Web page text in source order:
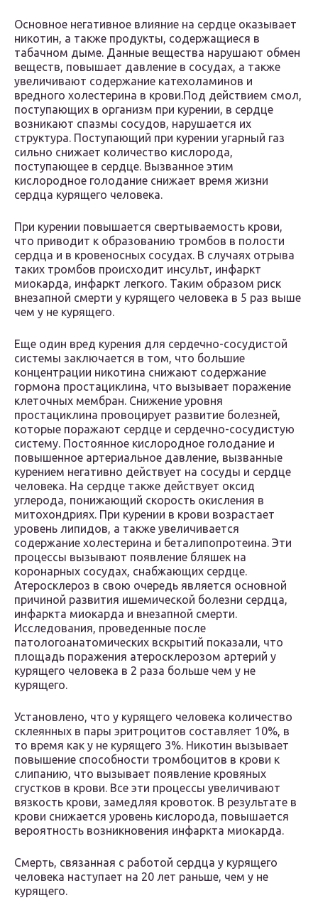
Основное негативное влияние на сердце оказывает
никотин, а также продукты, содержащиеся в
табачном дыме. Данные вещества нарушают обмен
веществ, повышает давление в сосудах, а также
увеличивают содержание катехоламинов и
вредного холестерина в крови.Под действием смол,
поступающих в организм при курении, в сердце
возникают спазмы сосудов, нарушается их
структура. Поступающий при курении угарный газ
сильно снижает количество кислорода,
поступающее в сердце. Вызванное этим
кислородное голодание снижает время жизни
сердца курящего человека.
При курении повышается свертываемость крови,
что приводит к образованию тромбов в полости
сердца и в кровеносных сосудах. В случаях отрыва
таких тромбов происходит инсульт, инфаркт
миокарда, инфаркт легкого. Таким образом риск
внезапной смерти у курящего человека в 5 раз выше
чем у не курящего.
Еще один вред курения для сердечно-сосудистой
системы заключается в том, что большие
концентрации никотина снижают содержание
гормона простациклина, что вызывает поражение
клеточных мембран. Снижение уровня
простациклина провоцирует развитие болезней,
которые поражают сердце и сердечно-сосудистую
систему. Постоянное кислородное голодание и
повышенное артериальное давление, вызванные
курением негативно действует на сосуды и сердце
человека. На сердце также действует оксид
углерода, понижающий скорость окисления в
митохондриях. При курении в крови возрастает
уровень липидов, а также увеличивается
содержание холестерина и беталипопротеина. Эти
процессы вызывают появление бляшек на
коронарных сосудах, снабжающих сердце.
Атеросклероз в свою очередь является основной
причиной развития ишемической болезни сердца,
инфаркта миокарда и внезапной смерти.
Исследования, проведенные после
патологоанатомических вскрытий показали, что
площадь поражения атеросклерозом артерий у
курящего человека в 2 раза больше чем у не
курящего.
Установлено, что у курящего человека количество
склеянных в пары эритроцитов составляет 10%, в
то время как у не курящего 3%. Никотин вызывает
повышение способности тромбоцитов в крови к
слипанию, что вызывает появление кровяных
сгустков в крови. Все эти процессы увеличивают
вязкость крови, замедляя кровоток. В результате в
крови снижается уровень кислорода, повышается
вероятность возникновения инфаркта миокарда.
Смерть, связанная с работой сердца у курящего
человека наступает на 20 лет раньше, чем у не
курящего.